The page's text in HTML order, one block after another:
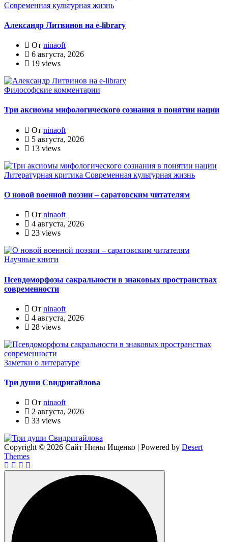
Современная культурная жизнь
Александр Литвинов на e-library
От ninaoft
6 августа, 2026
19 views
Философские комментарии
Три аксиомы мифологического сознания в понятии нации
От ninaoft
5 августа, 2026
13 views
Литературная критика Современная культурная жизнь
О новой военной поэзии – саратовским читателям
От ninaoft
4 августа, 2026
23 views
Научные книги
Псевдоморфозы сакральности в знаковых пространствах
современности
От ninaoft
4 августа, 2026
28 views
Заметки о литературе
Три души Свидригайлова
От ninaoft
2 августа, 2026
33 views
Copyright © 2026 Сайт Нины Ищенко | Powered by Desert
Themes